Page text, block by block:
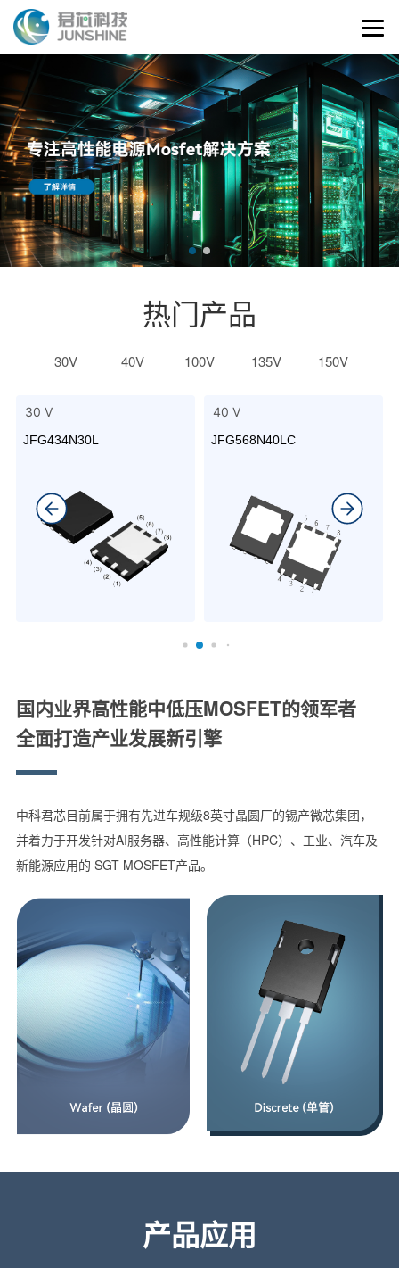
热门产品
30V 40V 100V 135V 150V
30 V
JFG434N30L
40 V
JFG568N40LC
国内业界高性能中低压MOSFET的领军者
全面打造产业发展新引擎
中科君芯目前属于拥有先进车规级8英寸晶圆厂的锡产微芯集团，
并着力于开发针对AI服务器、高性能计算（HPC）、工业、汽车及
新能源应用的 SGT MOSFET产品。
产品应用